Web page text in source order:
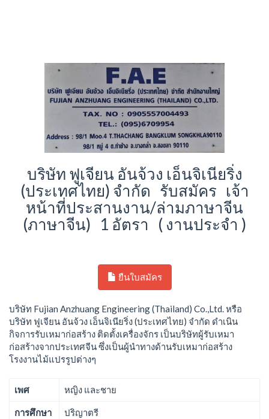
บริษัท ฟูเจียน อันจ้วง เอ็นจิเนียริ่ง
(ประเทศไทย) จำกัด รับสมัคร เจ้า
หน้าที่ประสานงาน/ล่ามภาษาจีน
(ภาษาจีน) 1 อัตรา ( งานประจำ )
ยืนใบสมัคร
บริษัท Fujian Anzhuang Engineering (Thailand) Co.,Ltd. หรือ
บริษัท ฟูเจียน อันจ้วง เอ็นจิเนียริ่ง (ประเทศไทย) จำกัด ดำเนิน
กิจการรับเหมาก่อสร้าง ติดตั้งเครื่องจักร เป็นบริษัทผู้รับเหมา
ก่อสร้างจากประเทศจีน ซึ่งเป็นผู้นำทางด้านรับเหมาก่อสร้าง
โรงงานไม้แปรรูปต่างๆ
เพศ หญิง และชาย
การศึกษา ปริญาตรี